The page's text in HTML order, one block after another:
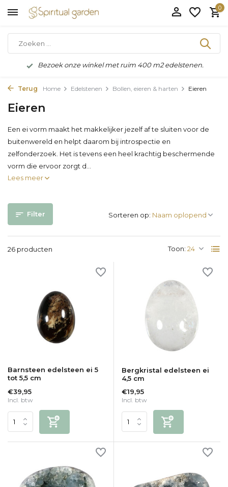
0
Bezoek onze winkel met ruim 400 m2 edelstenen.
Terug Home Edelstenen Bollen, eieren & harten Eieren
Eieren
Een ei vorm maakt het makkelijker jezelf af te sluiten voor de
buitenwereld en helpt daarom bij introspectie en
zelfonderzoek. Het is tevens een heel krachtig beschermende
vorm die ervoor zorgt d...
Lees meer
Filter
26 producten Toon:
Sorteren op:
Barnsteen edelsteen ei 5
tot 5,5 cm
€39,95
Incl. btw
Bergkristal edelsteen ei
4,5 cm
€19,95
Incl. btw